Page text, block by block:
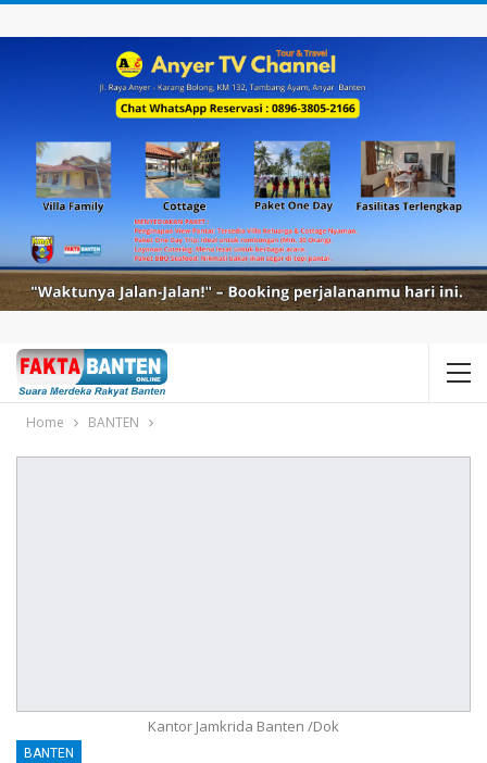
Home BANTEN
Kantor Jamkrida Banten /Dok
BANTEN